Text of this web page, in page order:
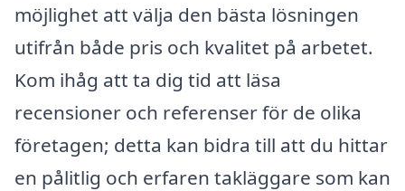
möjlighet att välja den bästa lösningen
utifrån både pris och kvalitet på arbetet.
Kom ihåg att ta dig tid att läsa
recensioner och referenser för de olika
företagen; detta kan bidra till att du hittar
en pålitlig och erfaren takläggare som kan